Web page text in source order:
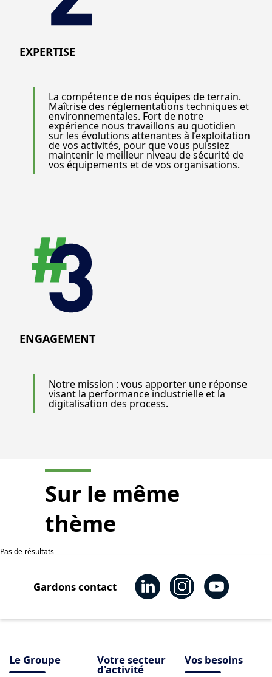
EXPERTISE
La compétence de nos équipes de terrain.
Maîtrise des réglementations techniques et
environnementales. Fort de notre
expérience nous travaillons au quotidien
sur les évolutions attenantes à l’exploitation
de vos activités, pour que vous puissiez
maintenir le meilleur niveau de sécurité de
vos équipements et de vos organisations.
ENGAGEMENT
Notre mission : vous apporter une réponse
visant la performance industrielle et la
digitalisation des process.
Sur le même
thème
Pas de résultats
Gardons contact
Le Groupe Votre secteur
d'activité
Vos besoins